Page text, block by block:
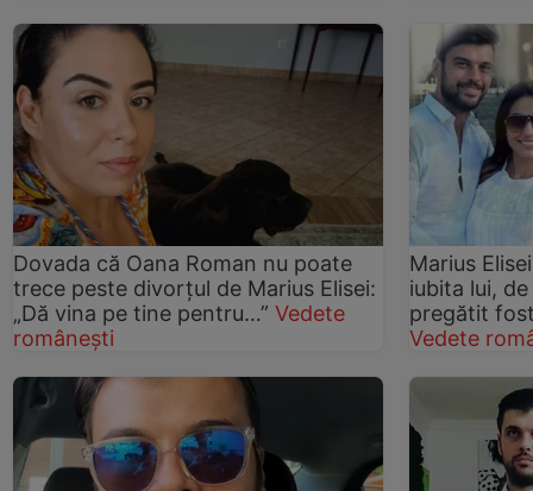
Dovada că Oana Roman nu poate
trece peste divorțul de Marius Elisei:
„Dă vina pe tine pentru…” Vedete
românești
Marius
iubita lui,
pregătit
Vedete